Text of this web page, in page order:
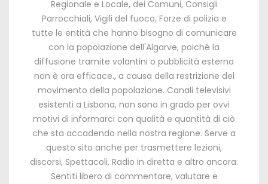
Regionale e Locale, dei Comuni, Consigli
Parrocchiali, Vigili del fuoco, Forze di polizia e
tutte le entità che hanno bisogno di comunicare
con la popolazione dell'Algarve, poiché la
diffusione tramite volantini o pubblicità esterna
non è ora efficace., a causa della restrizione del
movimento della popolazione. Canali televisivi
esistenti a Lisbona, non sono in grado per ovvi
motivi di informarci con qualità e quantità di ciò
che sta accadendo nella nostra regione. Serve a
questo sito anche per trasmettere lezioni,
discorsi, Spettacoli, Radio in diretta e altro ancora.
Sentiti libero di commentare, valutare e